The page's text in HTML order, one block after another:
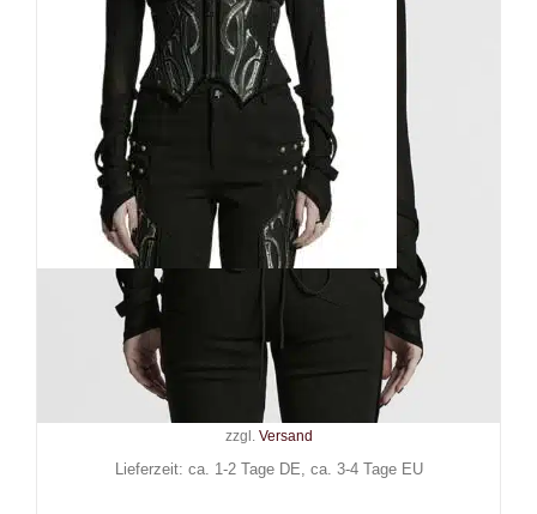
Punk Rave Korsett Digital
Necromancer
109,90
Inkl. MwSt.
zzgl. Versand
Lieferzeit: ca. 1-2 Tage DE, ca. 3-4 Tage EU